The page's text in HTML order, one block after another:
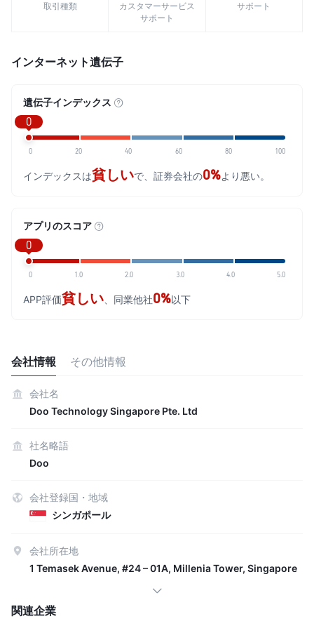
取引種類
カスタマーサービス
サポート
サポート
インターネット遺伝子
遺伝子インデックス
0
0 20 40 60 80 100
インデックスは貧しいで、証券会社の0%より悪い。
アプリのスコア
0
0 1.0 2.0 3.0 4.0 5.0
APP評価貧しい 、同業他社0%以下
会社情報 その他情報
会社名
Doo Technology Singapore Pte. Ltd
社名略語
Doo
会社登録国・地域
シンガポール
会社所在地
1 Temasek Avenue, #24 – 01A, Millenia Tower, Singapore
関連企業